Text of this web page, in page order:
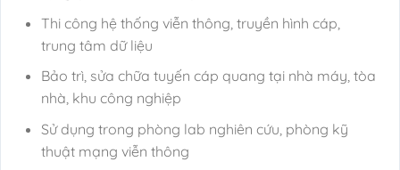
Thi công hệ thống viễn thông, truyền hình cáp,
trung tâm dữ liệu
Bảo trì, sửa chữa tuyến cáp quang tại nhà máy, tòa
nhà, khu công nghiệp
Sử dụng trong phòng lab nghiên cứu, phòng kỹ
thuật mạng viễn thông